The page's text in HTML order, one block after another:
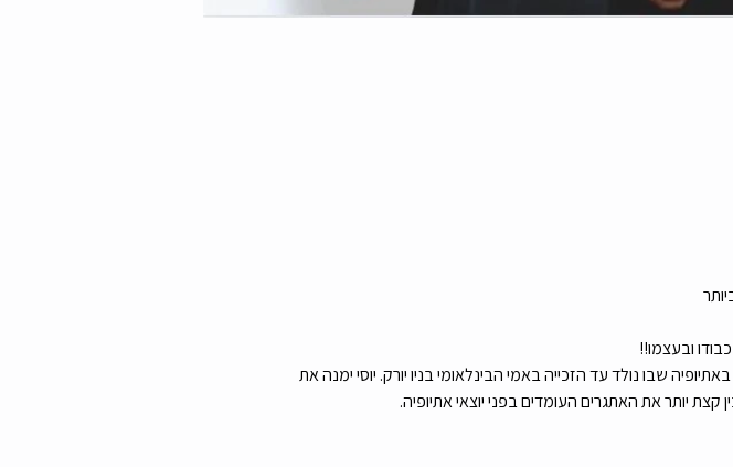
ובעצמו!!
שבו נולד עד הזכייה באמי הבינלאומי בניו יורק. יוסי ימנה את
יותר את האתגרים העומדים בפני יוצאי אתיופיה.